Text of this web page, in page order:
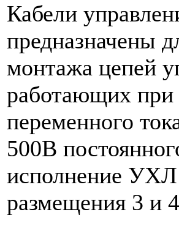
Кабели
предназначены
монтажа цепей
работающих
переменного
500В
исполнение УХЛ
размещения 3 и